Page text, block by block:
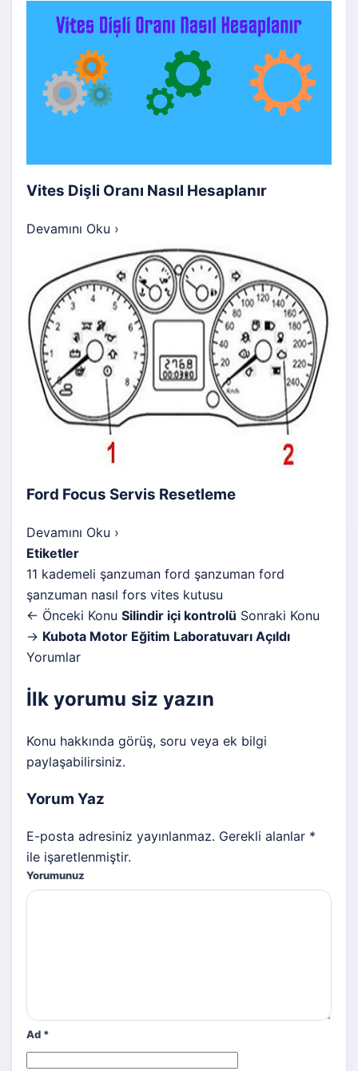
Vites Dişli Oranı Nasıl Hesaplanır
Devamını Oku ›
Ford Focus Servis Resetleme
Devamını Oku ›
Etiketler
11 kademeli şanzuman ford şanzuman ford
şanzuman nasıl fors vites kutusu
← Önceki Konu Silindir içi kontrolü Sonraki Konu
→ Kubota Motor Eğitim Laboratuvarı Açıldı
Yorumlar
İlk yorumu siz yazın
Konu hakkında görüş, soru veya ek bilgi
paylaşabilirsiniz.
Yorum Yaz
E-posta adresiniz yayınlanmaz. Gerekli alanlar *
ile işaretlenmiştir.
Yorumunuz
Ad *